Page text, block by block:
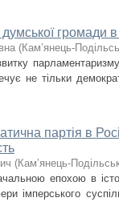
думської громади
(Кам’янець-
не тільки
партія в
(Кам’янець-
епохою в
імперського